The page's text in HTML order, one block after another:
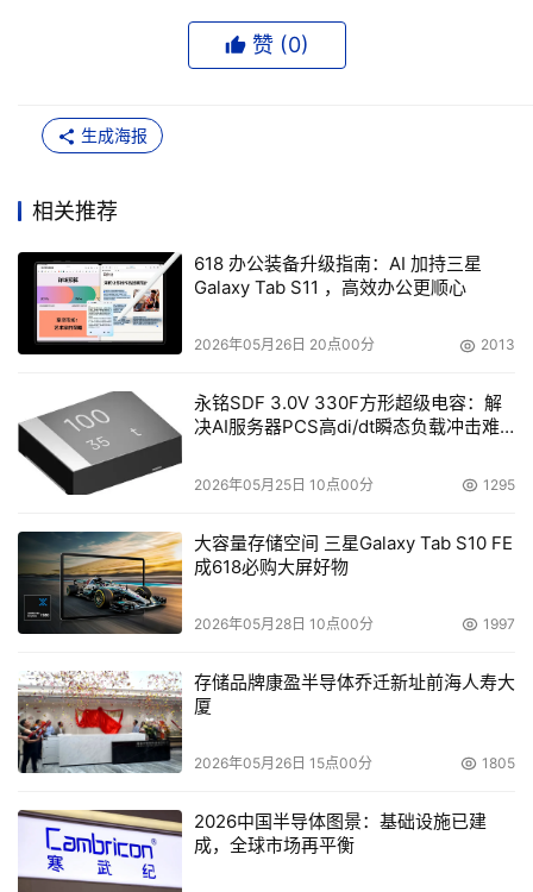
斗游戏《苍翼：混沌效应》和强社交型游戏《英勇之地》目
前也已成功适配鸿蒙电脑，动作类游戏配合上键鼠的迅捷操
跨端协同的特性，游戏进度在移动端与PC端保持同步，让
首发支持外放空间音频，身临其境享受听音
华为音乐在鸿蒙电脑首度上线并支持外放空间音频，通过电
放体验。端午节即将来临，在鸿蒙电脑播放华为音乐的节日
专属歌单，打开空间音频，三维环绕声即可带你一秒穿越到
节假日的治愈氛围，温情的人声、轻柔的吉他声等从四面八
名厂牌与艺术家精选的海量优质内容和特色专辑，在“音乐
厅”版块推出最新发行、热门歌手、获奖歌单等优质内容，
并细分古典音乐、非遗音乐、年代之声、独立音乐等特色推
荐，满足多元需求。别忘了领取鸿蒙电脑专享的3个月华为
音乐超钻会员，绝佳听音体验、热门或小众音乐等你来探
索。
华为云空间星闪查找，守护设备安全
两款鸿蒙电脑均支持星闪技术，电脑不慎遗失时，可以通过
赞 (0)
生成海报
相关推荐
618 办公装备升级指南：AI 加持三星
Galaxy Tab S11 ，高效办公更顺心
2026年05月26日 20点00分 2013
永铭SDF 3.0V 330F方形超级电容：解
决AI服务器PCS高di/dt瞬态负载冲击难
2026年05月25日 10点00分 1295
大容量存储空间 三星Galaxy Tab S10 FE
成618必购大屏好物
2026年05月28日 10点00分 1997
存储品牌康盈半导体乔迁新址前海人寿大
厦
2026年05月26日 15点00分 1805
2026中国半导体图景：基础设施已建
成，全球市场再平衡